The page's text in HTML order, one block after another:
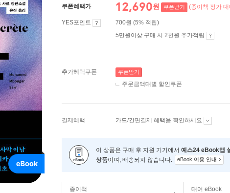
쿠폰혜택가 12,690원 쿠폰받기 (종이책 정가
YES포인트
700원 (5% 적립)
5만원이상 구매 시 2천원 추가적립
추가혜택쿠폰 쿠폰받기
주문금액대별 할인쿠폰
결제혜택 카드/간편결제 혜택을 확인하세요
이 상품은 구매 후 지원 기기에서 예스24 eBook앱
상품이며, 배송되지 않습니다. eBook 이용 안내
종이책
대여 eBook